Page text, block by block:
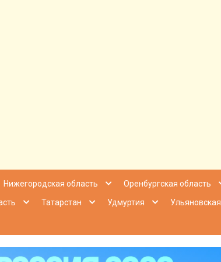
Нижегородская область
Оренбургская область
Татарстан Удмуртия